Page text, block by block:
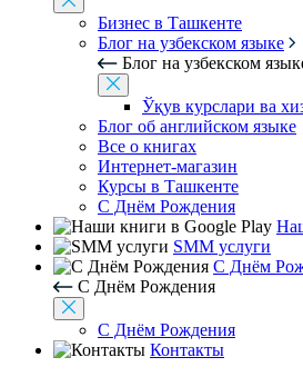
Бизнес в Ташкенте
Блог на узбекском языке
Блог на узбекском
Ўқув курслари ва
Блог об английском языке
Все о книгах
Интернет-магазин
Курсы в Ташкенте
С Днём Рождения
SMM услуги
С Днём
С Днём Рождения
С Днём Рождения
Контакты